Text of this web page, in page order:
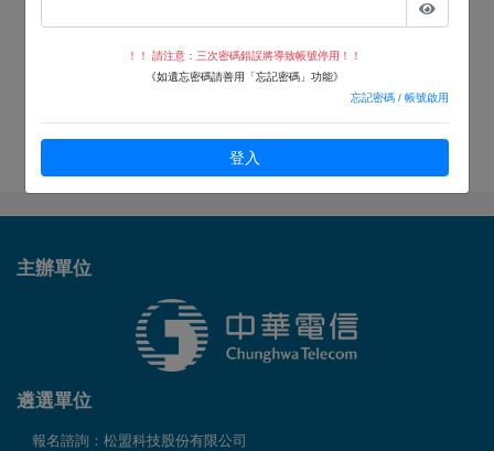
主辦單位
遴選單位
報名諮詢：松盟科技股份有限公司
！！ 請注意：三次密碼錯誤將導致帳號停用！！
《如遺忘密碼請善用「忘記密碼」功能》
忘記密碼 / 帳號啟用
登入